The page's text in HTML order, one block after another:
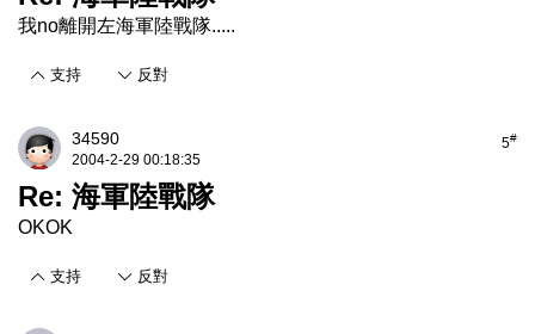
我no離開左海軍陸戰隊.....
支持 反對
5#
34590
2004-2-29 00:18:35
Re: 海軍陸戰隊
OKOK
支持 反對